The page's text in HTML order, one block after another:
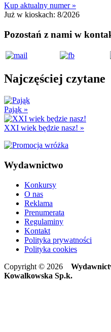
Kup aktualny numer »
Już w kioskach: 8/2026
Pozostań z nami w
Najczęściej czytane
Pająk »
XXI wiek będzie nasz! »
Wydawnictwo
Konkursy
O nas
Reklama
Prenumerata
Regulaminy
Kontakt
Polityka prywatności
Polityka cookies
Copyright © 2026
Kowalkowska Sp.k.